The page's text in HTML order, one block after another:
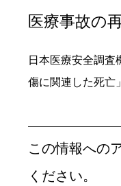
医療事故の
日本医療安全調
傷に関連した死亡
この情報への
ください。